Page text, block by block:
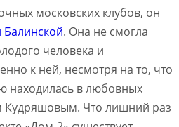
московских клубов, он
Балинской. Она не смогла
человека и
к ней, несмотря на то, что
находилась в любовных
Кудряшовым. Что лишний раз